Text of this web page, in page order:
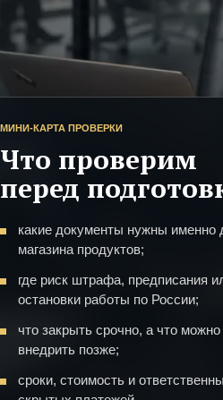
МИНИ-КАРТА ПРОВЕРКИ
Что проверим
перед
какие документы нужны именно
магазина продуктов;
где риск штрафа, предписания
остановки работы по России;
что закрыть срочно, а что можно
внедрить позже;
сроки, стоимость и